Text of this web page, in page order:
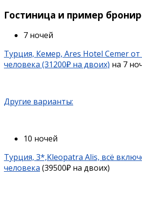
Гостиница и пример
7 ночей
Турция, Кемер, Ares Hotel Cemer от
человека (31200₽ на двоих) на 7
Другие варианты:
10 ночей
Турция, 3*,Kleopatra Alis, всё
человека (39500₽ на двоих)